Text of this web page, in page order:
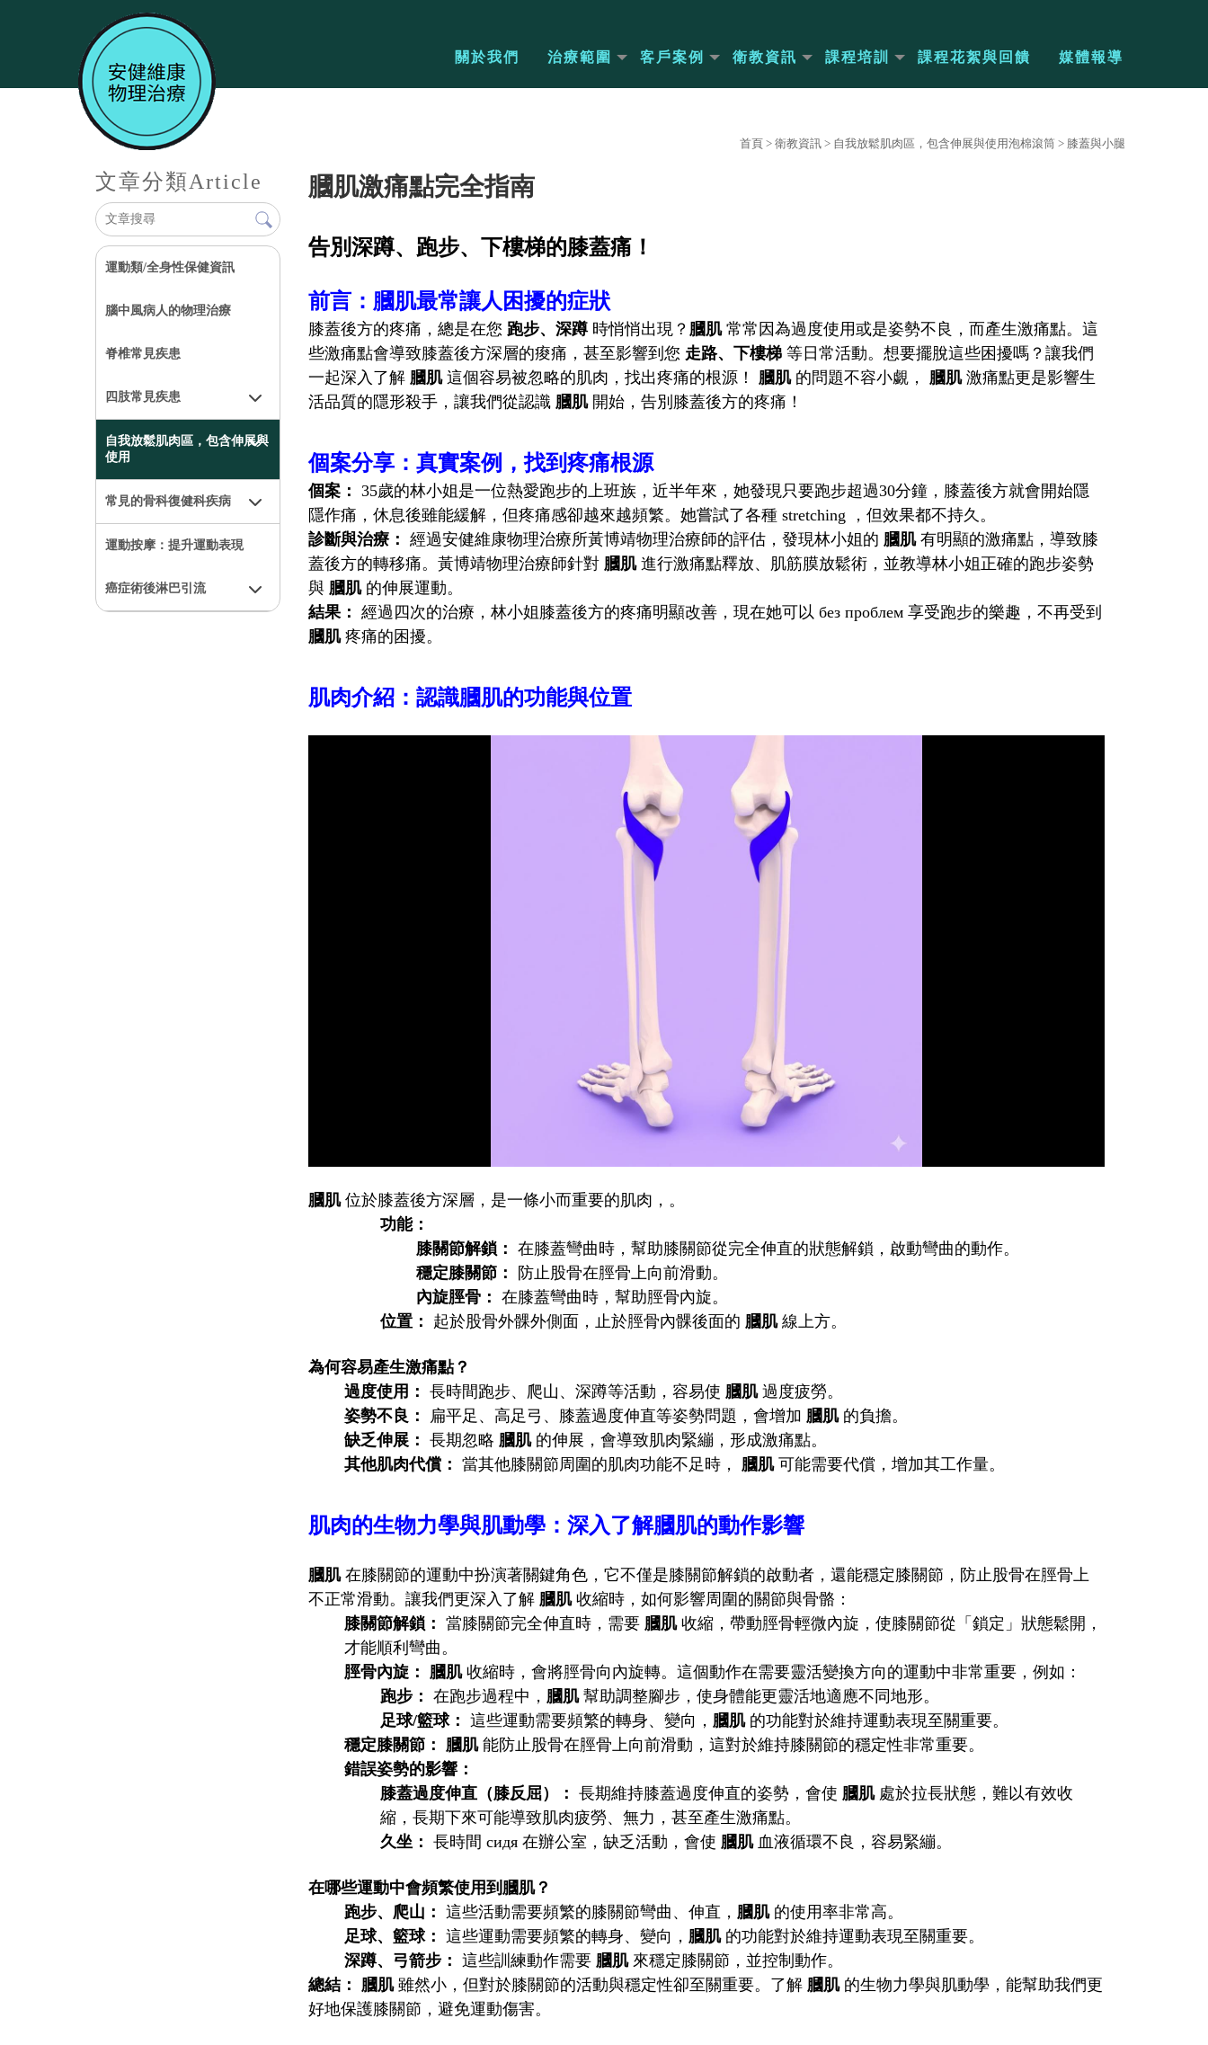
關於我們 治療範圍 客戶案例 衛教資訊 課程培訓 課程花絮與回饋 媒體報導
首頁 > 衛教資訊 > 自我放鬆肌肉區，包含伸展與使用泡棉滾筒 > 膝蓋與小腿
文章分類Article
運動類/全身性保健資訊
腦中風病人的物理治療
脊椎常見疾患
四肢常見疾患
自我放鬆肌肉區，包含伸展與
使用
常見的骨科復健科疾病
運動按摩：提升運動表現
癌症術後淋巴引流
膕肌激痛點完全指南
告別深蹲、跑步、下樓梯的膝蓋痛！
前言：膕肌最常讓人困擾的症狀
膝蓋後方的疼痛，總是在您 跑步、深蹲時悄悄出現？ 膕肌常常因為過度使用或是姿勢不良，而產生激痛點。這
些激痛點會導致膝蓋後方深層的痠痛，甚至影響到您 走路、下樓梯 等日常活動。想要擺脫這些困擾嗎？讓我們
一起深入了解 膕肌這個容易被忽略的肌肉，找出疼痛的根源！ 膕肌的問題不容小覷， 膕肌激痛點更是影響生
活品質的隱形殺手，讓我們從認識 膕肌開始，告別膝蓋後方的疼痛！
個案分享：真實案例，找到疼痛根源
個案： 35歲的林小姐是一位熱愛跑步的上班族，近半年來，她發現只要跑步超過30分鐘，膝蓋後方就會開始隱
隱作痛，休息後雖能緩解，但疼痛感卻越來越頻繁。她嘗試了各種 stretching ，但效果都不持久。
診斷與治療： 經過安健維康物理治療所黃博靖物理治療師的評估，發現林小姐的 膕肌有明顯的激痛點，導致膝
蓋後方的轉移痛。黃博靖物理治療師針對 膕肌進行激痛點釋放、肌筋膜放鬆術，並教導林小姐正確的跑步姿勢
與 膕肌的伸展運動。
結果： 經過四次的治療，林小姐膝蓋後方的疼痛明顯改善，現在她可以 без проблем 享受跑步的樂趣，不再受到
膕肌疼痛的困擾。
肌肉介紹：認識膕肌的功能與位置
膕肌位於膝蓋後方深層，是一條小而重要的肌肉，。
功能：
膝關節解鎖： 在膝蓋彎曲時，幫助膝關節從完全伸直的狀態解鎖，啟動彎曲的動作。
穩定膝關節：
防止股骨在脛骨上向前滑動。
內旋脛骨： 在膝蓋彎曲時，幫助脛骨內旋。
位置：
起於股骨外髁外側面，止於脛骨內髁後面的 膕肌線上方。
為何容易產生激痛點？
過度使用： 長時間跑步、爬山、深蹲等活動，容易使 膕肌過度疲勞。
姿勢不良：
扁平足、高足弓、膝蓋過度伸直等姿勢問題，會增加 膕肌的負擔。
缺乏伸展： 長期忽略 膕肌的伸展，會導致肌肉緊繃，形成激痛點。
其他肌肉代償： 當其他膝關節周圍的肌肉功能不足時， 膕肌可能需要代償，增加其工作量。
肌肉的生物力學與肌動學：深入了解膕肌的動作影響
膕肌在膝關節的運動中扮演著關鍵角色，它不僅是膝關節解鎖的啟動者，還能穩定膝關節，防止股骨在脛骨上
不正常滑動。讓我們更深入了解 膕肌收縮時，如何影響周圍的關節與骨骼：
膝關節解鎖： 當膝關節完全伸直時，需要 膕肌收縮，帶動脛骨輕微內旋，使膝關節從「鎖定」狀態鬆開，
才能順利彎曲。
脛骨內旋：
膕肌收縮時，會將脛骨向內旋轉。這個動作在需要靈活變換方向的運動中非常重要，例如：
跑步： 在跑步過程中， 膕肌幫助調整腳步，使身體能更靈活地適應不同地形。
足球/籃球： 這些運動需要頻繁的轉身、變向， 膕肌的功能對於維持運動表現至關重要。
穩定膝關節：
膕肌能防止股骨在脛骨上向前滑動，這對於維持膝關節的穩定性非常重要。
錯誤姿勢的影響：
膝蓋過度伸直（膝反屈）： 長期維持膝蓋過度伸直的姿勢，會使 膕肌處於拉長狀態，難以有效收
縮，長期下來可能導致肌肉疲勞、無力，甚至產生激痛點。
久坐： 長時間 сидя 在辦公室，缺乏活動，會使 膕肌血液循環不良，容易緊繃。
在哪些運動中會頻繁使用到膕肌？
跑步、爬山： 這些活動需要頻繁的膝關節彎曲、伸直， 膕肌的使用率非常高。
足球、籃球： 這些運動需要頻繁的轉身、變向， 膕肌的功能對於維持運動表現至關重要。
深蹲、弓箭步： 這些訓練動作需要 膕肌來穩定膝關節，並控制動作。
總結：
膕肌雖然小，但對於膝關節的活動與穩定性卻至關重要。了解 膕肌的生物力學與肌動學，能幫助我們更
好地保護膝關節，避免運動傷害。